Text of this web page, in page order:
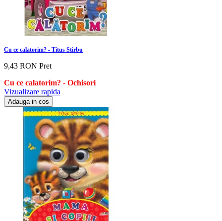
Cu ce calatorim? - Titus Stirbu
9,43 RON Pret
Cu ce calatorim? - Ochisori
Vizualizare rapida
Adauga in cos